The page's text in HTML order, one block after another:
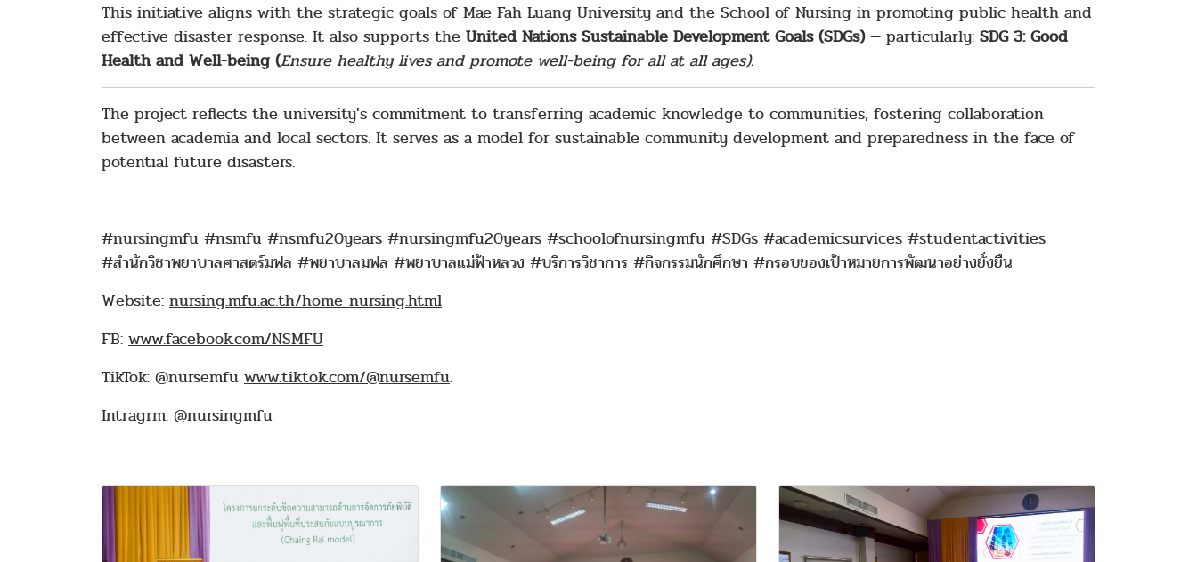
This initiative aligns with the strategic goals of Mae Fah Luang University and the School of Nursing in promoting public health and
effective disaster response. It also supports the United Nations Sustainable Development Goals (SDGs)— particularly: SDG 3: Good
Health and Well-being (Ensure healthy lives and promote well-being for all at all ages).
The project reflects the university's commitment to transferring academic knowledge to communities, fostering collaboration
between academia and local sectors. It serves as a model for sustainable community development and preparedness in the face of
potential future disasters.
#nursingmfu #nsmfu #nsmfu20years #nursingmfu20years #schoolofnursingmfu #SDGs #academicsurvices #studentactivities
#สำนักวิชาพยาบาลศาสตร์มฟล #พยาบาลมฟล #พยาบาลแม่ฟ้าหลวง #บริการวิชาการ #กิจกรรมนักศึกษา #กรอบของเป้าหมายการพัฒนาอย่างยั่งยืน
Website: nursing.mfu.ac.th/home-nursing.html
FB: www.facebook.com/NSMFU
TikTok: @nursemfu www.tiktok.com/@nursemfu.
Intragrm: @nursingmfu